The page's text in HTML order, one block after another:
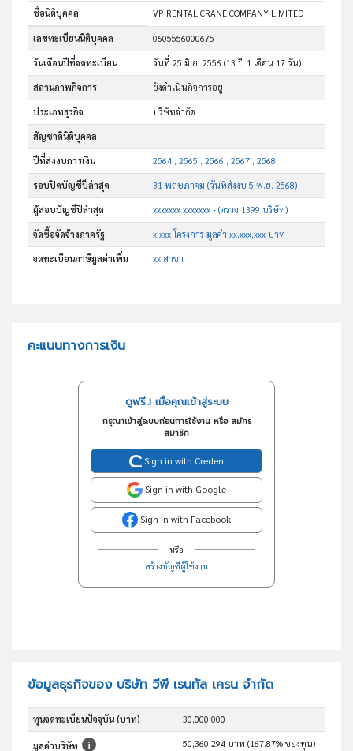
ชื่อนิติบุคคล VP RENTAL CRANE COMPANY LIMITED
เลขทะเบียนนิติบุคคล 0605556000675
วันเดือนปีที่จดทะเบียน วันที่ 25 มิ.ย. 2556(13 ปี 1 เดือน 17 วัน)
สถานภาพกิจการ ยังดำเนินกิจการอยู่
ประเภทธุรกิจ บริษัทจำกัด
สัญชาตินิติบุคคล -
ปีที่ส่งงบการเงิน 2564 , 2565 , 2566 , 2567 , 2568
รอบปิดบัญชีปีล่าสุด 31 พฤษภาคม (วันที่ส่งงบ 5 พ.ย. 2568)
ผู้สอบบัญชีปีล่าสุด xxxxxxx xxxxxxx - (ตรวจ 1399 บริษัท)
จัดซื้อจัดจ้างภาครัฐ x,xxx โครงการ มูลค่า xx,xxx,xxx บาท
จดทะเบียนภาษีมูลค่าเพิ่ม xx สาขา
คะแนนทางการเงิน
ดูฟรี..! เมื่อคุณเข้าสู่ระบบ
กรุณาเข้าสู่ระบบก่อนการใช้งาน หรือ สมัคร
สมาชิก
Sign in with Creden
Sign in with Google
Sign in with Facebook
หรือ
สร้างบัญชีผู้ใช้งาน
ข้อมูลธุรกิจของ บริษัท วีพี เรนทัล เครน จำกัด
ทุนจดทะเบียนปัจจุบัน (บาท) 30,000,000
มูลค่าบริษัท 50,360,294 บาท (167.87% ของทุน)